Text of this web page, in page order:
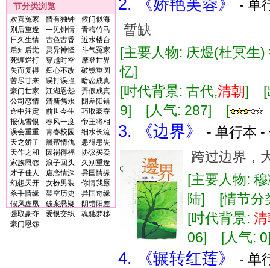
节分类浏览
欢喜冤家 情有独钟
候门似海
别后重逢
一见钟情
青梅竹马
日久生情
古色古香
近水楼台
后知后觉
灵异神怪
斗气冤家
死缠烂打
穿越时空
摩登世界
失而复得
痴心不改
破镜重圆
苦尽甘来
误打误撞
暗恋成真
豪门世家
江湖恩怨
弄假成真
公司恋情
清新隽永
阴差阳错
命中注定
前世今生
巧取豪夺
报仇雪恨
春风一度
帝王将相
误会重重
青春校园
细水长流
天之娇子
黑帮情仇
患得患失
天作之和
因祸得福
协议买卖
家族恩怨
浪子回头
久别重逢
才子佳人
虐恋情深
异国情缘
幻想天开
女扮男装
你情我愿
杀手情缘
架空历史
异国奇缘
假凤虚凰
破案悬疑
阴错阳差
强取豪夺
爱恨交织
魂驰梦移
豪门恩怨
2. 《娇艳芙蓉》
- 单
暂缺
[主要人物: 庆煜(杜冥
忆]
[时代背景: 古代,清朝] [
9] [人气: 287] [
3. 《边界》
- 单行本
跨过边界，
[主要人物:
陆] [情节
[时代背景:
06] [人气:
4. 《辗转红莲》
- 单